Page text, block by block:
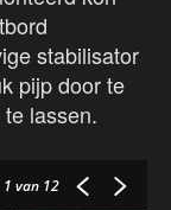
stabilisator
pijp door te
lassen.
1 van 12